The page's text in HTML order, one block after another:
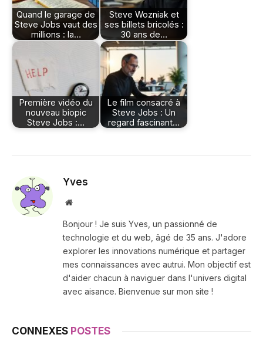
Quand le garage de
Steve Jobs vaut des
millions : la…
Steve Wozniak et
ses billets bricolés :
30 ans de…
Première vidéo du
nouveau biopic
Steve Jobs :…
Le film consacré à
Steve Jobs : Un
regard fascinant…
Yves
Site
Bonjour ! Je suis Yves, un passionné de
technologie et du web, âgé de 35 ans. J'adore
explorer les innovations numérique et partager
mes connaissances avec autrui. Mon objectif est
d'aider chacun à naviguer dans l'univers digital
avec aisance. Bienvenue sur mon site !
CONNEXES POSTES